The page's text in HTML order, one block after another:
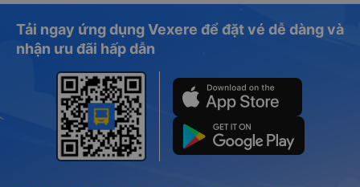
Tải ngay ứng dụng Vexere để đặt vé dễ dàng và
nhận ưu đãi hấp dẫn